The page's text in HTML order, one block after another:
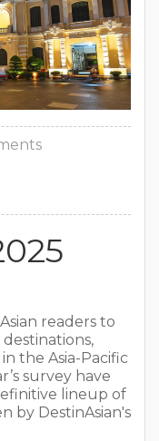
readers to
the Asia-Pacific
survey have
lineup of
by DestinAsian's